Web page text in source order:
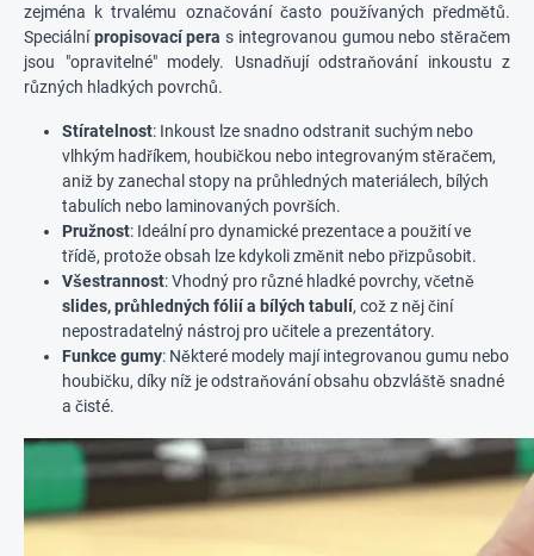
zejména k trvalému označování často používaných předmětů.
Speciálnípropisovací pera s integrovanou gumou nebo stěračem
jsou "opravitelné" modely. Usnadňují odstraňování inkoustu z
různých hladkých povrchů.
Stíratelnost: Inkoust lze snadno odstranit suchým nebo
vlhkým hadříkem, houbičkou nebo integrovaným stěračem,
aniž by zanechal stopy na průhledných materiálech, bílých
tabulích nebo laminovaných površích.
Pružnost: Ideální pro dynamické prezentace a použití ve
třídě, protože obsah lze kdykoli změnit nebo přizpůsobit.
Všestrannost: Vhodný pro různé hladké povrchy, včetně
slides, průhledných fólií a bílých tabulí, což z něj činí
nepostradatelný nástroj pro učitele a prezentátory.
Funkce gumy: Některé modely mají integrovanou gumu nebo
houbičku, díky níž je odstraňování obsahu obzvláště snadné
a čisté.